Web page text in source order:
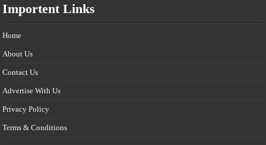
Importent Links
Home
About Us
Contact Us
Advertise With Us
Privacy Policy
Terms & Conditions